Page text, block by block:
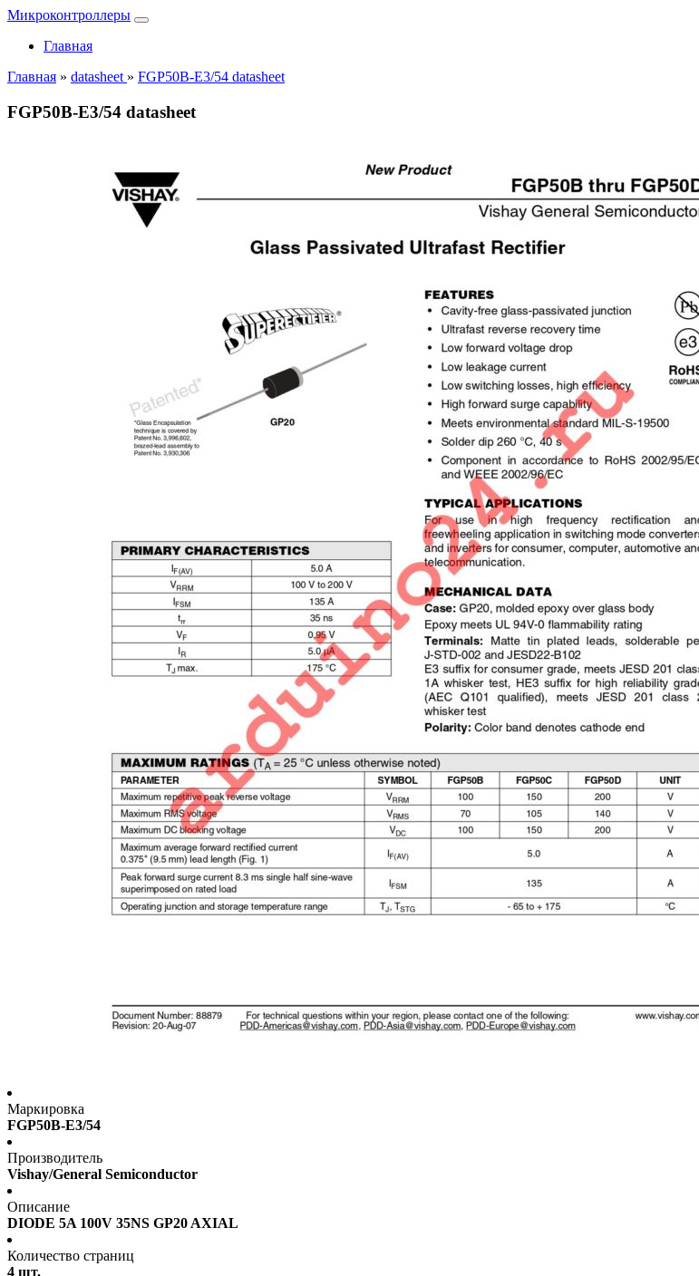
Микроконтроллеры
Главная
Главная » datasheet » FGP50B-E3/54 datasheet
FGP50B-E3/54 datasheet
Маркировка
FGP50B-E3/54
Производитель
Vishay/General Semiconductor
Описание
DIODE 5A 100V 35NS GP20 AXIAL
Количество страниц
4 шт.